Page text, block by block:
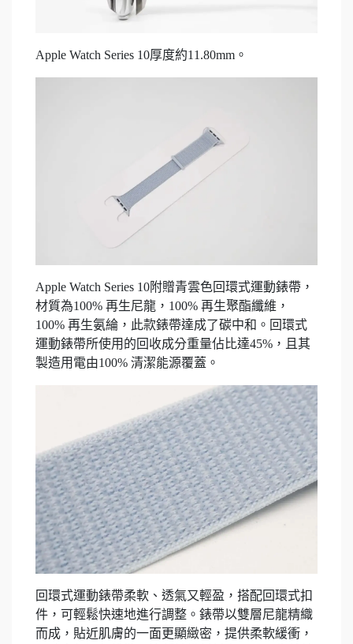
Apple Watch Series 10厚度約11.80mm。
Apple Watch Series 10附贈青雲色回環式運動錶帶，
材質為100% 再生尼龍，100% 再生聚酯纖維，
100% 再生氨綸，此款錶帶達成了碳中和。回環式
運動錶帶所使用的回收成分重量佔比達45%，且其
製造用電由100% 清潔能源覆蓋。
回環式運動錶帶柔軟、透氣又輕盈，搭配回環式扣
件，可輕鬆快速地進行調整。錶帶以雙層尼龍精織
而成，貼近肌膚的一面更顯緻密，提供柔軟緩衝，